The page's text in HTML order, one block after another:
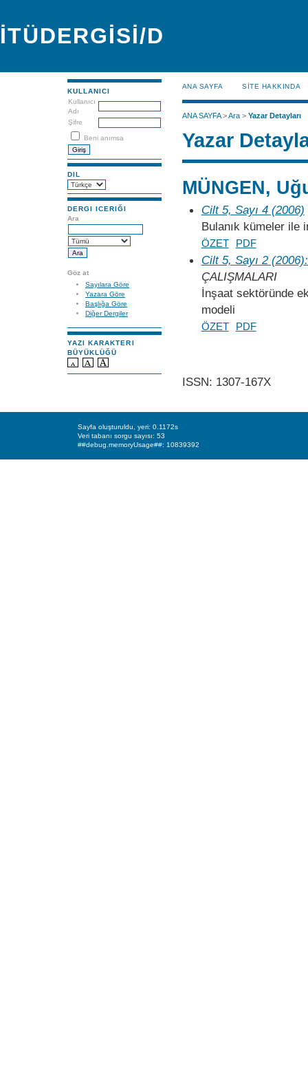
İTÜDERGİSİ/D
KULLANICI
Kullanıcı
Adı
Şifre
Beni anımsa
DIL
DERGI ICERIĞI
Ara
Göz at
Sayılara Göre
Yazara Göre
Başlığa Göre
Diğer Dergiler
YAZI KARAKTERI
BÜYÜKLÜĞÜ
ANA SAYFA SİTE HAKKINDA
ANA SAYFA>Ara> Yazar Detayları
Yazar
MÜNGEN,
Cilt 5, Sayı 4 (2006)
Bulanık kümeler ile
ÖZET PDF
Cilt 5, Sayı 2
ÇALIŞMALARI
İnşaat sektöründe
modeli
ÖZET PDF
ISSN: 1307-167X
Sayfa oluşturuldu, yeri: 0.1172s
Veri tabanı sorgu sayısı: 53
##debug.memoryUsage##: 10839392